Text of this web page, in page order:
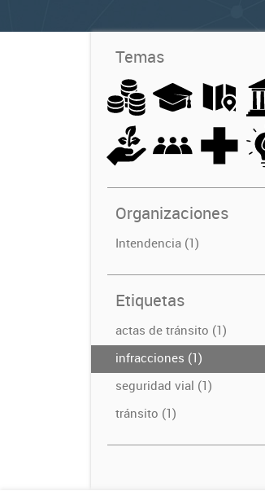
Temas
Organizaciones
Intendencia (1)
Etiquetas
actas de tránsito (1)
infracciones (1)
seguridad vial (1)
tránsito (1)